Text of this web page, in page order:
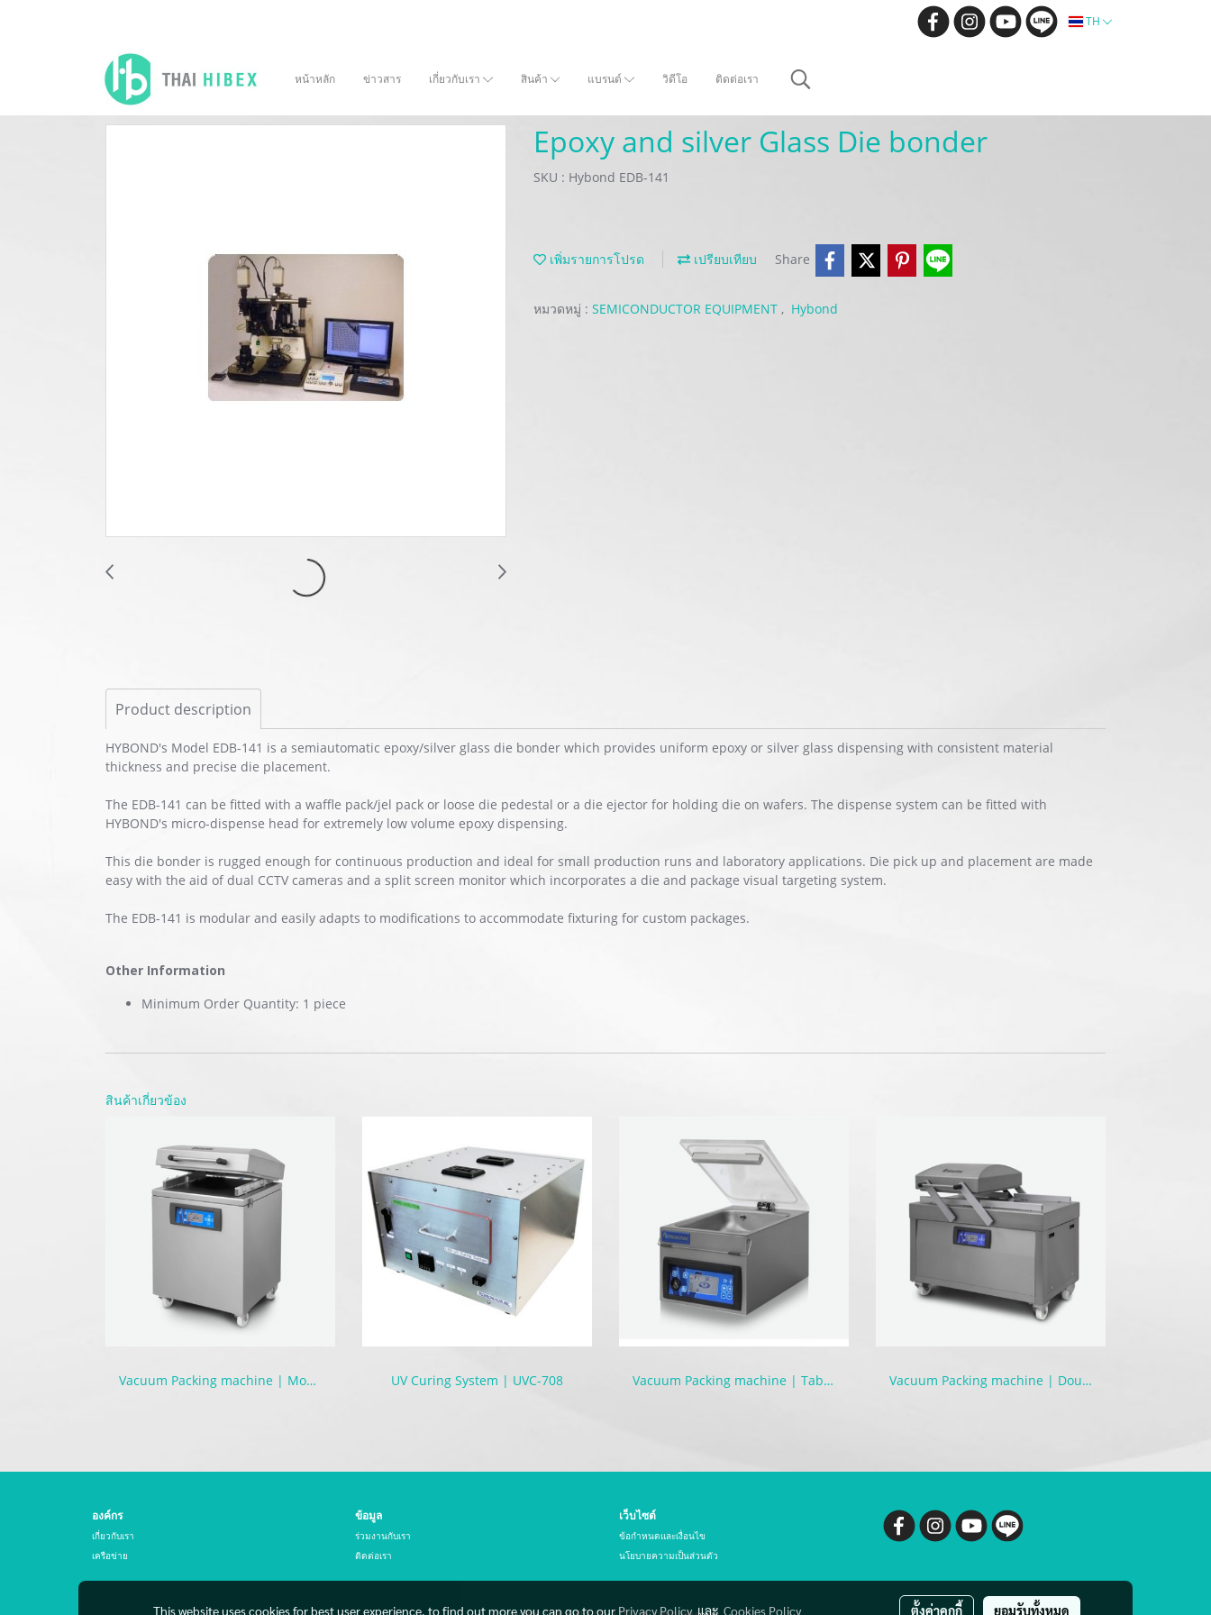
TH
หน้าหลัก ข่าวสาร เกี่ยวกับเรา สินค้า แบรนด์ วิดีโอ ติดต่อเรา
Epoxy and silver Glass Die bonder
SKU : Hybond EDB-141
เพิ่มรายการโปรด เปรียบเทียบ Share
หมวดหมู่ : SEMICONDUCTOR EQUIPMENT , Hybond
Product description
HYBOND's Model EDB-141 is a semiautomatic epoxy/silver glass die bonder which provides uniform epoxy or silver glass dispensing with consistent material
thickness and precise die placement.
The EDB-141 can be fitted with a waffle pack/jel pack or loose die pedestal or a die ejector for holding die on wafers. The dispense system can be fitted with
HYBOND's micro-dispense head for extremely low volume epoxy dispensing.
This die bonder is rugged enough for continuous production and ideal for small production runs and laboratory applications. Die pick up and placement are made
easy with the aid of dual CCTV cameras and a split screen monitor which incorporates a die and package visual targeting system.
The EDB-141 is modular and easily adapts to modifications to accommodate fixturing for custom packages.
Other Information
Minimum Order Quantity: 1 piece
สินค้าเกี่ยวข้อง
Vacuum Packing machine | Mobile UV Curing System | UVC-708 Vacuum Packing machine | Tabletop Vacuum Packing machine | Double Chambers
องค์กร
เกี่ยวกับเรา
เครือข่าย
ข้อมูล
ร่วมงานกับเรา
ติดต่อเรา
เว็บไซต์
ข้อกำหนดและเงื่อนไข
นโยบายความเป็นส่วนตัว
This website uses cookies for best user experience, to find out more you can go to ourPrivacy PolicyและCookies Policy ตั้งค่าคุกกี้ ยอมรับทั้งหมด